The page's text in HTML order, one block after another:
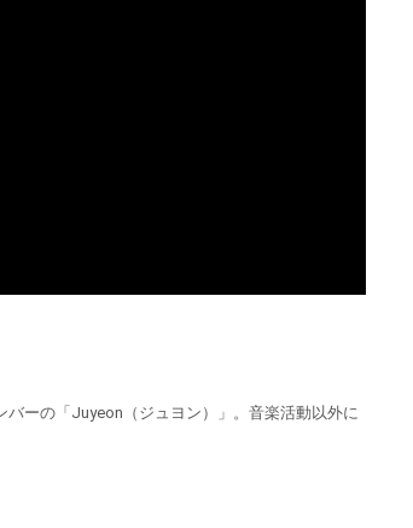
ーの「Juyeon（ジュヨン）」。音楽活動以外に